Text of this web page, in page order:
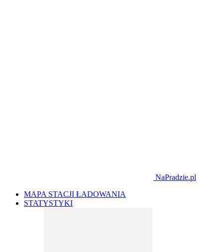
NaPradzie.pl
MAPA STACJI ŁADOWANIA
STATYSTYKI